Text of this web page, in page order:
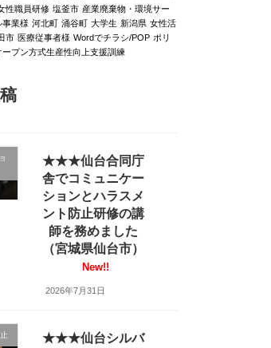
性職員研修 塩釜市 産業廃棄物・環境サー
事業様 河北町 涌谷町 大学生 新潟県 女性活
市 医療従事者様 Wordでチラシ/POP ポリ
プン方式生産性向上支援訓練
★★★仙台合同庁
舎でコミュニケー
ションとハラスメ
ント防止研修の講
師を務めました
（宮城県仙台市）
New!!
2026年7月31日
★★★仙台シルバ